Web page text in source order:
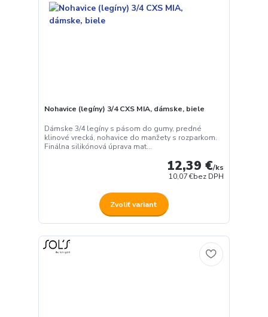
Nohavice (legíny) 3/4 CXS MIA, dámske, biele
Dámske 3/4 legíny s pásom do gumy, predné
klinové vrecká, nohavice do manžety s rozparkom.
Finálna silikónová úprava mat...
12,39 €/ks
10,07 €bez DPH
Zvoliť variant